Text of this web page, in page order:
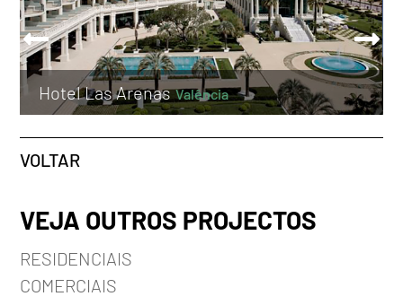
Hotel Las Arenas Valência
VOLTAR
VEJA OUTROS PROJECTOS
RESIDENCIAIS
COMERCIAIS